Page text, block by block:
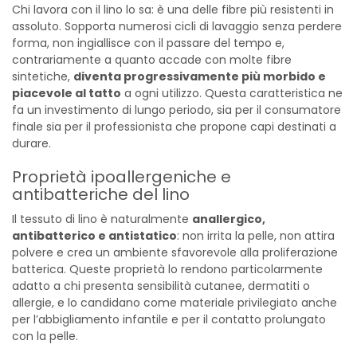
Chi lavora con il lino lo sa: è una delle fibre più resistenti in
assoluto. Sopporta numerosi cicli di lavaggio senza perdere
forma, non ingiallisce con il passare del tempo e,
contrariamente a quanto accade con molte fibre
sintetiche, diventa progressivamente più morbido e
piacevole al tatto a ogni utilizzo. Questa caratteristica ne
fa un investimento di lungo periodo, sia per il consumatore
finale sia per il professionista che propone capi destinati a
durare.
Proprietà ipoallergeniche e
antibatteriche del lino
Il tessuto di lino è naturalmente anallergico,
antibatterico e antistatico: non irrita la pelle, non attira
polvere e crea un ambiente sfavorevole alla proliferazione
batterica. Queste proprietà lo rendono particolarmente
adatto a chi presenta sensibilità cutanee, dermatiti o
allergie, e lo candidano come materiale privilegiato anche
per l’abbigliamento infantile e per il contatto prolungato
con la pelle.